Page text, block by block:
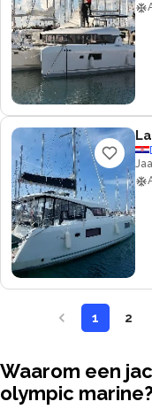
1 2
Waarom een
olympic marine?